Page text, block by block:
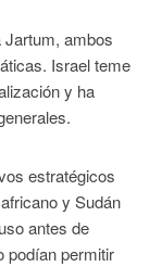
Jartum, ambos
Israel teme
y ha
estratégicos
y Sudán
antes de
podían permitir